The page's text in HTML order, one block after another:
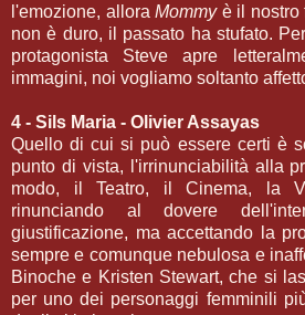
l'emozione, allora Mommy è il nostro
non è duro, il passato ha stufato.
protagonista Steve apre
immagini, noi vogliamo soltanto
4 - Sils Maria - Olivier Assayas
Quello di cui si può essere certi è
punto di vista, l'irrinunciabilità alla
modo, il Teatro, il Cinema, la
rinunciando al dovere
giustificazione, ma accettando la
sempre e comunque nebulosa e
Binoche e Kristen Stewart, che si
per uno dei personaggi femminili